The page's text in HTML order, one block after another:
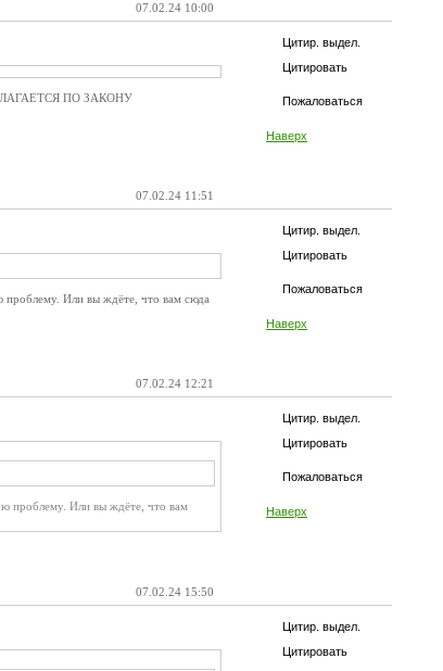
07.02.24 10:00
Цитир. выдел.
Цитировать
Пожаловаться
Наверх
ПО ЗАКОНУ
07.02.24 11:51
Цитир. выдел.
Цитировать
Пожаловаться
Наверх
проблему. Или вы ждёте, что вам сюда
07.02.24 12:21
Цитир. выдел.
Цитировать
Пожаловаться
Наверх
проблему. Или вы ждёте, что вам
07.02.24 15:50
Цитир. выдел.
Цитировать